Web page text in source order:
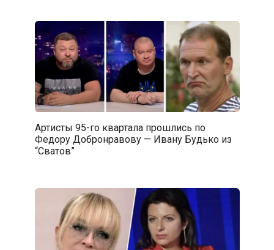
Артисты 95-го квартала прошлись по
Федору Добронравову — Ивану Будько из
“Сватов”